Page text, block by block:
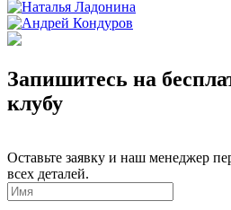
Запишитесь на
клубу
Оставьте заявку и наш менеджер
всех деталей.